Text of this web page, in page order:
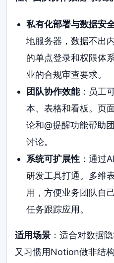
私有化部署与数据安
地服务器，数据不出
的单点登录和权限体
业的合规审查要求。
团队协作效能：员工
本、表格和看板。页
论和@提醒功能帮助
讨论。
系统可扩展性：通过
研发工具打通。多维
用，方便业务团队自
任务跟踪应用。
适用场景 ：适合对数据
又习惯用Notion做非结